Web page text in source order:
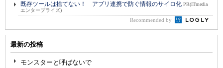
既存ツールは捨てない！ アプリ連携で防ぐ情報のサイロ化 PR(ITmedia
エンタープライズ)
Recommended by
最新の投稿
モンスターと呼ばないで